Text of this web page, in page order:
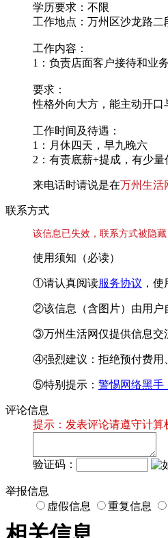
学历要求：不限
工作地点：万州区沙龙路二
工作内容：
1：负责店面客户接待和业
要求：
性格外向大方，能主动开
工作时间及待遇：
1：月休四天，早九晚六
2：有责底薪+提成，有少
来电话时请说是在万州生活
联系方式
该信息已失效，联系方式被隐藏
使用须知（必读）
①请认真阅读服务协议 ，
②该信息（含图片）由用户
③万州生活网仅提供信息交
④强烈建议：拒绝预付费用
⑤特别提示： 警惕网络黑手
评论信息
提示：发表评论请遵守计
验证码：
举报信息
虚假信息
重复信息